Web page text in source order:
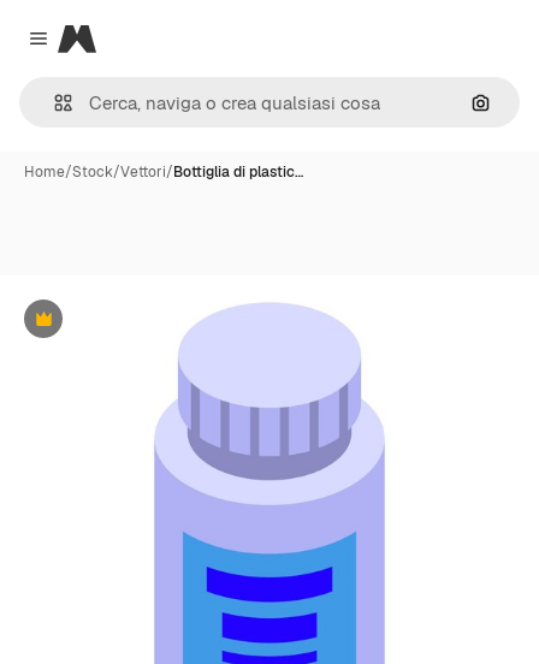
Close menu
Magnific
Cerca
Home/Stock/Vettori/Bottiglia di plastic…
Premium